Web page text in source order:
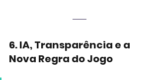
6. IA, Transparência e a
Nova Regra do Jogo